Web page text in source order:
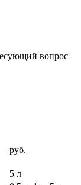
вопрос
руб.
5 л